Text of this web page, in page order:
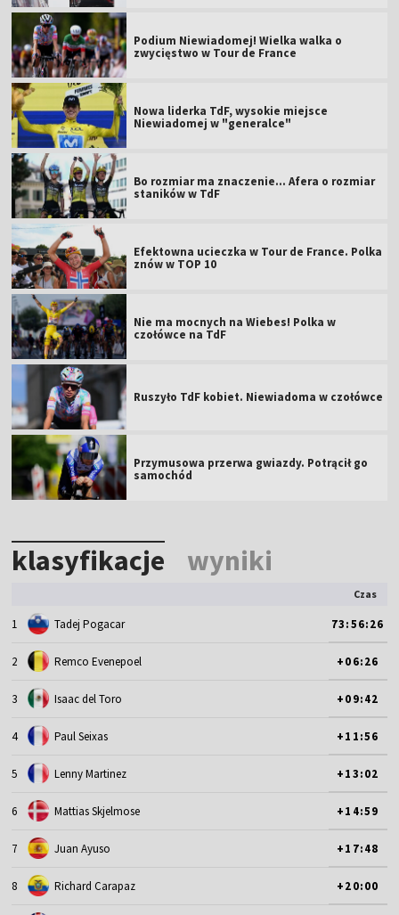
Podium Niewiadomej! Wielka walka o
zwycięstwo w Tour de France
Nowa liderka TdF, wysokie miejsce
Niewiadomej w "generalce"
Bo rozmiar ma znaczenie... Afera o rozmiar
staników w TdF
Efektowna ucieczka w Tour de France. Polka
znów w TOP 10
Nie ma mocnych na Wiebes! Polka w
czołówce na TdF
Ruszyło TdF kobiet. Niewiadoma w czołówce
Przymusowa przerwa gwiazdy. Potrącił go
samochód
klasyfikacje wyniki
Czas
1 Tadej Pogacar 73:56:26
2 Remco Evenepoel +06:26
3 Isaac del Toro +09:42
4 Paul Seixas +11:56
5 Lenny Martinez +13:02
6 Mattias Skjelmose +14:59
7 Juan Ayuso +17:48
8 Richard Carapaz +20:00